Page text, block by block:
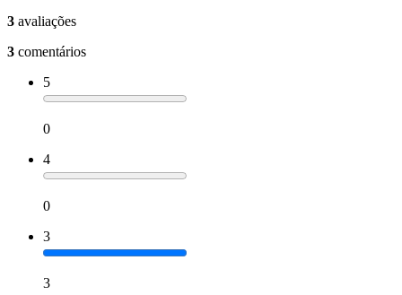
3 avaliações
3 comentários
5
0
4
0
3
3